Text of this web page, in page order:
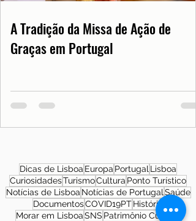
A Tradição da Missa de Ação de
Graças em Portugal
Dicas de Lisboa Europa Portugal Lisboa
CuriosidadesTurismoCultura Ponto Turístico
Notícias de Lisboa Notícias de Portugal Saúde
DocumentosCOVID19PTHistória
Morar em LisboaSNS Patrimônio Cultural